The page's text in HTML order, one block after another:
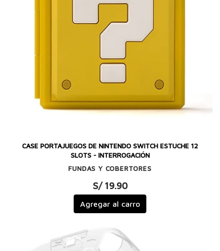
CASE PORTAJUEGOS DE NINTENDO SWITCH ESTUCHE 12
SLOTS - INTERROGACIÓN
FUNDAS Y COBERTORES
S/ 19.90
Agregar al carro